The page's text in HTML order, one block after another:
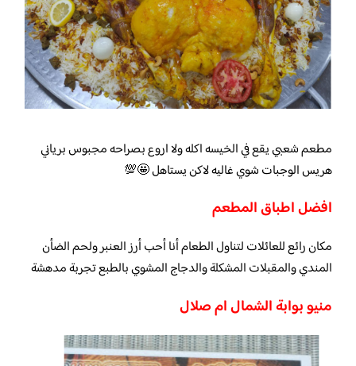
مطعم شعبي يقع في الخيسه اكله ولا اروع بصراحه مجبوس برياني
هريس الوجبات شوي غاليه لاكن يستاهل 🤩💯
افضل اطباق المطعم
مكان رائع للعائلات لتناول الطعام أنا أحب أرز العنبر ولحم الضأن
المندي والمقبلات المشكلة والدجاج المشوي بالطبع تجربة مدهشة
منيو بوابة الشمال ام صلال